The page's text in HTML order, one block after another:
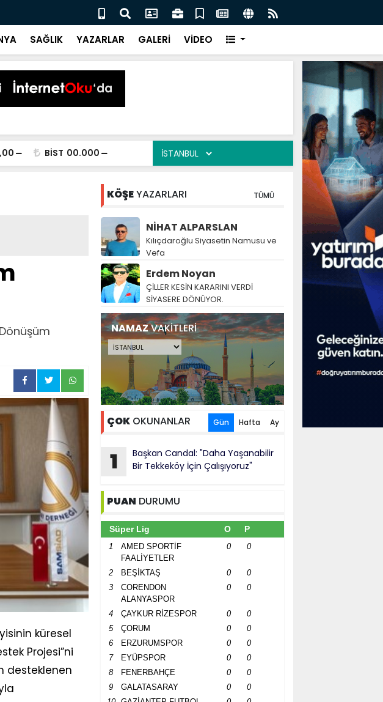
Başkan Kurnaz: İlkadım’da Gönüllere Dokunuyoruz
SAĞLIK YAZARLAR GALERİ VİDEO
BİST 00.000
küresel
Projesi”ni
desteklenen
KÖŞEYAZARLARI TÜMÜ
NİHAT ALPARSLAN
Kılıçdaroğlu Siyasetin Namusu ve
Vefa
Erdem Noyan
ÇİLLER KESİN KARARINI VERDİ
SİYASERE DÖNÜYOR.
NAMAZVAKİTLERİ
ÇOK OKUNANLAR Gün Hafta Ay
1
Başkan Candal: "Daha Yaşanabilir
Bir Tekkeköy İçin Çalışıyoruz"
PUAN DURUMU
Süper Lig O P
1
AMED SPORTİF
FAALİYETLER
0 0
2 BEŞİKTAŞ 0
0
3
CORENDON
ALANYASPOR
0 0
4 ÇAYKUR RİZESPOR 0
0
5
ÇORUM 0
0
6
ERZURUMSPOR 0
0
7
EYÜPSPOR 0
0
8
FENERBAHÇE 0
0
9
GALATASARAY 0
0